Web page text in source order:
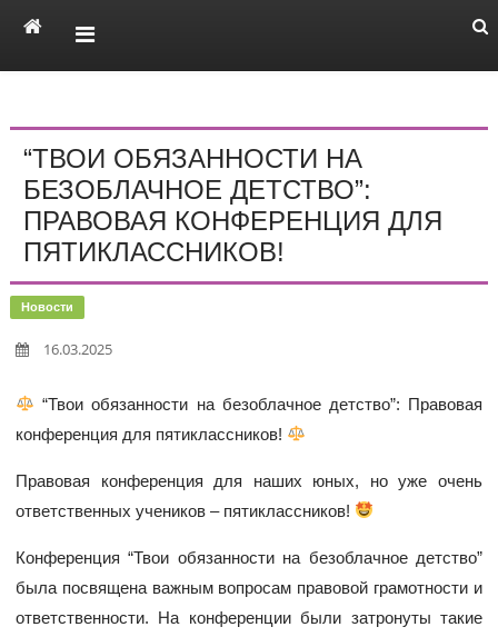
“ТВОИ ОБЯЗАННОСТИ НА
БЕЗОБЛАЧНОЕ ДЕТСТВО”:
ПРАВОВАЯ КОНФЕРЕНЦИЯ ДЛЯ
ПЯТИКЛАССНИКОВ!
Новости
16.03.2025
“Твои обязанности на безоблачное детство”: Правовая
конференция для пятиклассников!
Правовая конференция для наших юных, но уже очень
ответственных учеников – пятиклассников!
Конференция “Твои обязанности на безоблачное детство”
была посвящена важным вопросам правовой грамотности и
ответственности. На конференции были затронуты такие